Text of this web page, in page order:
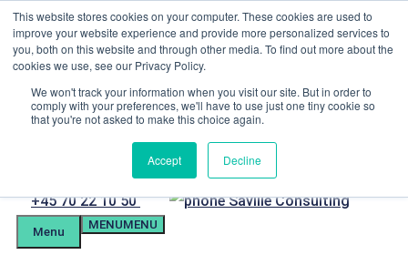
This website stores cookies on your computer. These cookies are used to
improve your website experience and provide more personalized services to
you, both on this website and through other media. To find out more about the
cookies we use, see our Privacy Policy.
We won't track your information when you visit our site. But in order to
comply with your preferences, we'll have to use just one tiny cookie so
that you're not asked to make this choice again.
Accept Decline
Hop
til
indhold
Menu
Kandidatforberedelse
Kundeportal
Tlf. +4570221050
mail@savilleassessment.eu
+45 70 22 10 50
Menu
MENUMENU